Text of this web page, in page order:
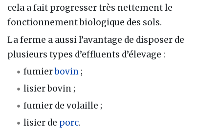
cela a fait progresser très nettement le
fonctionnement biologique des sols.
La ferme a aussi l’avantage de disposer de
plusieurs types d’effluents d’élevage :
fumierbovin ;
lisier bovin ;
fumier de volaille ;
lisier de porc.